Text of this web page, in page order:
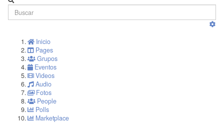
Inicio
Pages
Grupos
Eventos
Videos
Audio
Fotos
People
Polls
Marketplace